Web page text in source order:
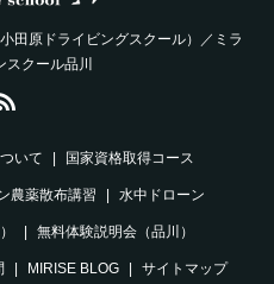
田原ドライビングスクール）／ミラ
スクール品川
いて 国家資格取得コース
農薬散布講習 水中ドローン
無料体験説明会（品川）
MIRISE BLOG サイトマップ